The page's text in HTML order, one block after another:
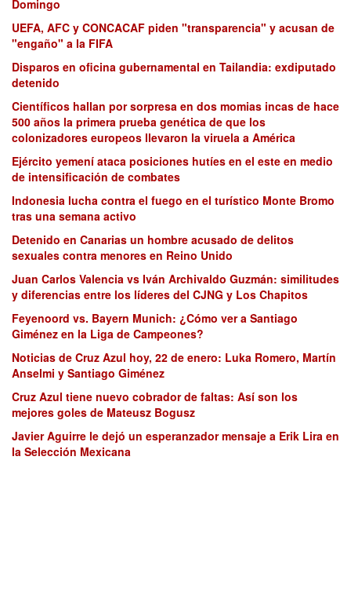
Domingo
UEFA, AFC y CONCACAF piden "transparencia" y acusan de
"engaño" a la FIFA
Disparos en oficina gubernamental en Tailandia: exdiputado
detenido
Científicos hallan por sorpresa en dos momias incas de hace
500 años la primera prueba genética de que los
colonizadores europeos llevaron la viruela a América
Ejército yemení ataca posiciones hutíes en el este en medio
de intensificación de combates
Indonesia lucha contra el fuego en el turístico Monte Bromo
tras una semana activo
Detenido en Canarias un hombre acusado de delitos
sexuales contra menores en Reino Unido
Juan Carlos Valencia vs Iván Archivaldo Guzmán: similitudes
y diferencias entre los líderes del CJNG y Los Chapitos
Feyenoord vs. Bayern Munich: ¿Cómo ver a Santiago
Giménez en la Liga de Campeones?
Noticias de Cruz Azul hoy, 22 de enero: Luka Romero, Martín
Anselmi y Santiago Giménez
Cruz Azul tiene nuevo cobrador de faltas: Así son los
mejores goles de Mateusz Bogusz
Javier Aguirre le dejó un esperanzador mensaje a Erik Lira en
la Selección Mexicana